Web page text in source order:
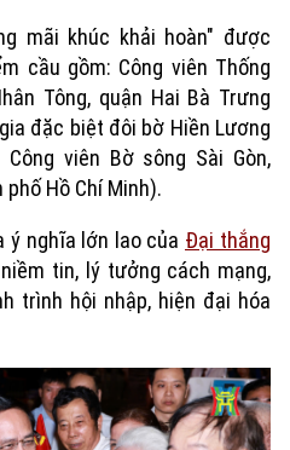
mãi khúc khải hoàn" được
cầu gồm: Công viên Thống
Tông, quận Hai Bà Trưng
đặc biệt đôi bờ Hiền Lương
viên Bờ sông Sài Gòn,
Hồ Chí Minh).
ý nghĩa lớn lao của Đại thắng
tin, lý tưởng cách mạng,
trình hội nhập, hiện đại hóa